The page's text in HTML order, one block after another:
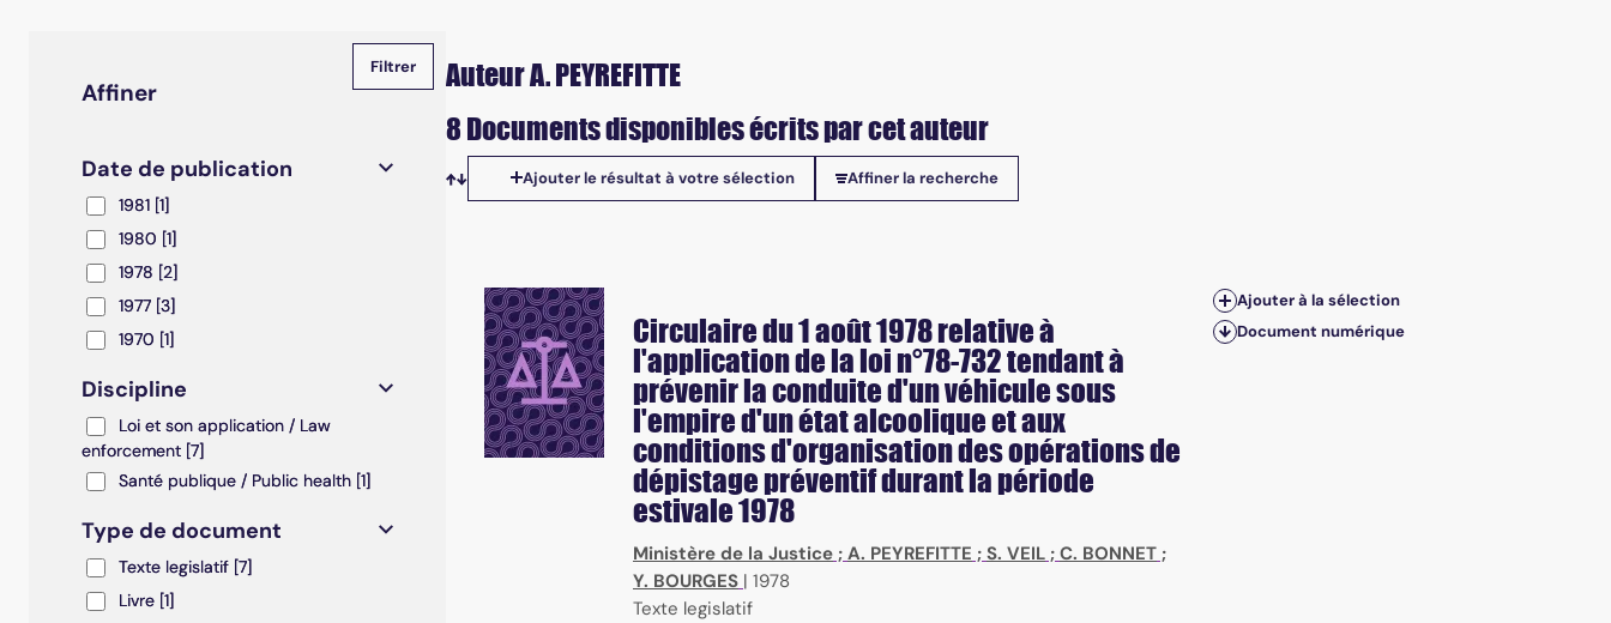
Affiner
Date de publication
1981 1981 [1]
19801980 [1]
19781978 [2]
19771977 [3]
19701970 [1]
Discipline
Loi et son application / Law enforcement
Loi et son application / Law
enforcement [7]
Santé publique / Public health
Santé publique / Public health [1]
Type de document
Texte legislatif
Texte legislatif [7]
LivreLivre [1]
Auteur A. PEYREFITTE
8 Documents disponibles écrits par cet auteur
Tris disponibles
Ajouter le résultat à votre sélection Affiner la recherche
Circulaire du 1 août 1978 relative à
l'application de la loi n°78-732 tendant à
prévenir la conduite d'un véhicule sous
l'empire d'un état alcoolique et aux
conditions d'organisation des opérations de
dépistage préventif durant la période
estivale 1978
Ministère de la Justice ; A. PEYREFITTE ; S. VEIL ; C. BONNET ;
Y. BOURGES | 1978
Texte legislatif
Ajouter à la sélection
Document numérique